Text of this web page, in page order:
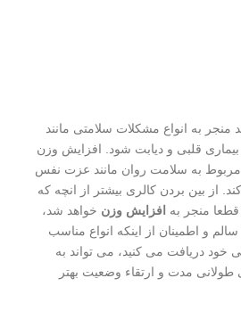
منجر به انواع مشکلات سلامتی مانند
قلبی و دیابت شود. افزایش وزن
مربوط به سلامت روان مانند عزت نفس
از بین بردن کالری بیشتر از انچه که
منجر به افزایش وزن خواهد شد،
و اطمینان از اینکه انواع مناسب
خود دریافت می کنید، می تواند به
مدت و ارتقاء وضعیت بهتر